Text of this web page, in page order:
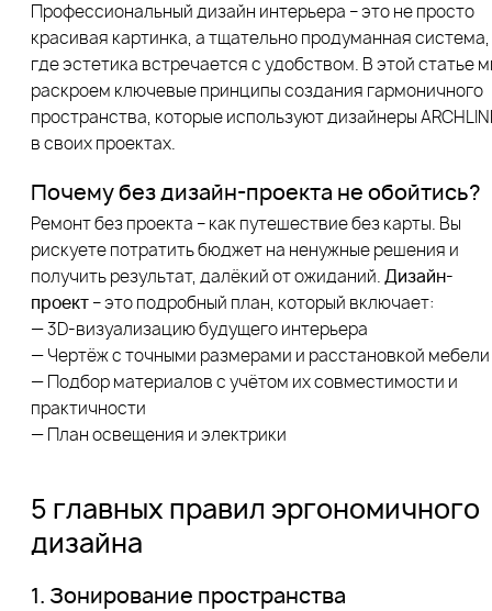
Профессиональный дизайн интерьера – это не просто
красивая картинка, а тщательно продуманная система,
где эстетика встречается с удобством. В этой статье
раскроем ключевые принципы создания гармоничного
пространства, которые используют дизайнеры
в своих проектах.
Почему без дизайн-проекта не обойтись?
Ремонт без проекта – как путешествие без карты. Вы
рискуете потратить бюджет на ненужные решения и
получить результат, далёкий от ожиданий. Дизайн-
проект – это подробный план, который включает:
— 3D-визуализацию будущего интерьера
— Чертёж с точными размерами и расстановкой мебели
— Подбор материалов с учётом их совместимости и
практичности
— План освещения и электрики
5 главных правил эргономичного
дизайна
1. Зонирование пространства